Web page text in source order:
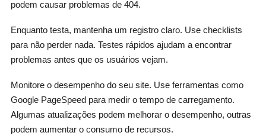
podem causar problemas de 404.
Enquanto testa, mantenha um registro claro. Use checklists
para não perder nada. Testes rápidos ajudam a encontrar
problemas antes que os usuários vejam.
Monitore o desempenho do seu site. Use ferramentas como
Google PageSpeed para medir o tempo de carregamento.
Algumas atualizações podem melhorar o desempenho, outras
podem aumentar o consumo de recursos.